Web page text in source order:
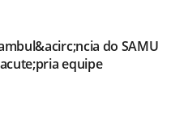
do SAMU
equipe